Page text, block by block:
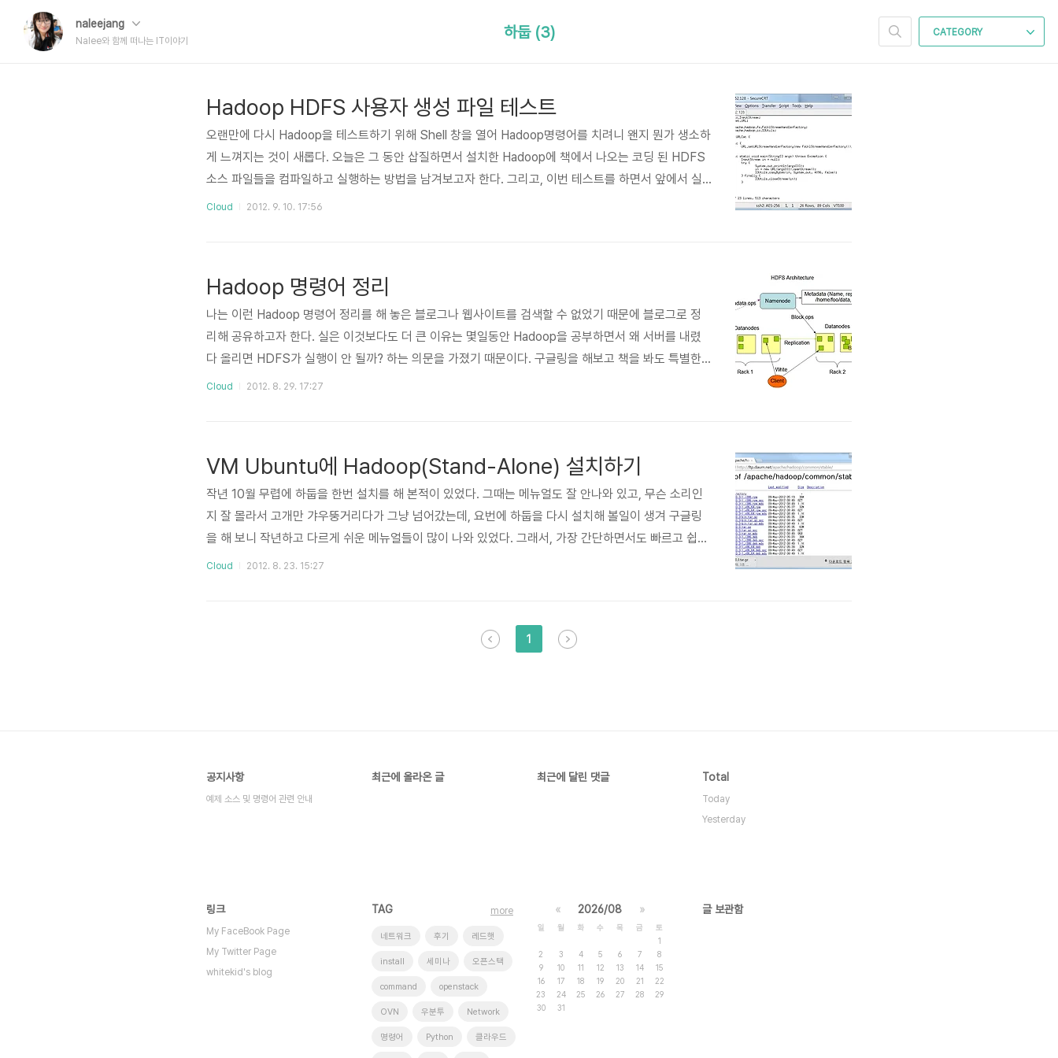
naleejang
Nalee와 함께 떠나는 IT이야기
CATEGORY
하둡 (3)
Hadoop HDFS 사용자 생성 파일 테스트
오랜만에 다시 Hadoop을 테스트하기 위해 Shell 창을 열어 Hadoop명령어를 치려니 왠지 뭔가 생소하
게 느껴지는 것이 새롭다. 오늘은 그 동안 삽질하면서 설치한 Hadoop에 책에서 나오는 코딩 된 HDFS
소스 파일들을 컴파일하고 실행하는 방법을 남겨보고자 한다. 그리고, 이번 테스트를 하면서 앞에서 실
수한 부분을 다시 수정하고자 한다. 앞에서 하둡을 설치할 때 나는 자바 버전을 1.7 버전으로 설치를 하
Cloud 2012. 9. 10. 17:56
Hadoop 명령어 정리
나는 이런 Hadoop 명령어 정리를 해 놓은 블로그나 웹사이트를 검색할 수 없었기 때문에 블로그로 정
리해 공유하고자 한다. 실은 이것보다도 더 큰 이유는 몇일동안 Hadoop을 공부하면서 왜 서버를 내렸
다 올리면 HDFS가 실행이 안 될까? 하는 의문을 가졌기 때문이다. 구글링을 해보고 책을 봐도 특별한
해답이 보이질 않았는데, 오늘 드디어 그 비밀을 알아냈다. 하둡 설치 폴더에서 hadoop을 보면 hadoop
Cloud 2012. 8. 29. 17:27
VM Ubuntu에 Hadoop(Stand-Alone) 설치하기
작년 10월 무렵에 하둡을 한번 설치를 해 본적이 있었다. 그때는 메뉴얼도 잘 안나와 있고, 무슨 소리인
지 잘 몰라서 고개만 갸우뚱거리다가 그냥 넘어갔는데, 요번에 하둡을 다시 설치해 볼일이 생겨 구글링
을 해 보니 작년하고 다르게 쉬운 메뉴얼들이 많이 나와 있었다. 그래서, 가장 간단하면서도 빠르고 쉽게
하둡을 설치할 수 있는 방법을 글로 적어보도록 하겠다. 대부분의 리눅스에는 OpenJDK가 설치되어 있
k7을 설치해야하는줄 알았는데, 나중에 프로그래밍을 하는데 Java Ve..
Cloud 2012. 8. 23. 15:27
1
공지사항
예제 소스 및 명령어 관련 안내
최근에 올라온 글 최근에 달린 댓글 Total
Today
Yesterday
링크
My FaceBook Page
My Twitter Page
whitekid's blog
TAG
네트워크 후기 레드햇
install 세미나 오픈스택
command openstack
OVN 우분투 Network
명령어 Python 클라우드
more « 2026/08 »
일 월 화 수 목 금
토
1
2
3 4 5 6 7
8
9
10 11 12 13 14
15
16
17 18 19 20 21
22
23
24 25 26 27 28
29
30
31
글 보관함